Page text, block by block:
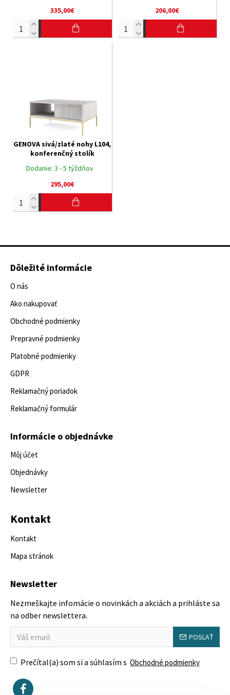
335,00€ 206,00€
Dodanie: 3 - 5 týždňov
GENOVA sivá/zlaté nohy L104,
konferenčný stolík
295,00€
Dôležité informácie
O nás
Ako nakupovať
Obchodné podmienky
Prepravné podmienky
Platobné podmienky
GDPR
Reklamačný poriadok
Reklamačný formulár
Informácie o objednávke
Môj účet
Objednávky
Newsletter
Kontakt
Kontakt
Mapa stránok
Newsletter
Nezmeškajte infomácie o novinkách a akciách a prihláste sa
na odber newslettera.
POSLAŤ
Prečítal(a) som si a súhlasím s Obchodné podmienky